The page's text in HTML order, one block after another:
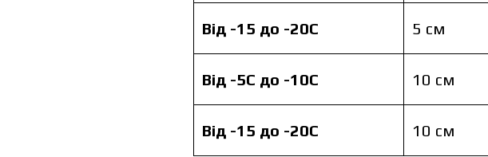
Від -15 до -20С 5 см
Від -5С до -10С 10 см
Від -15 до -20С 10 см